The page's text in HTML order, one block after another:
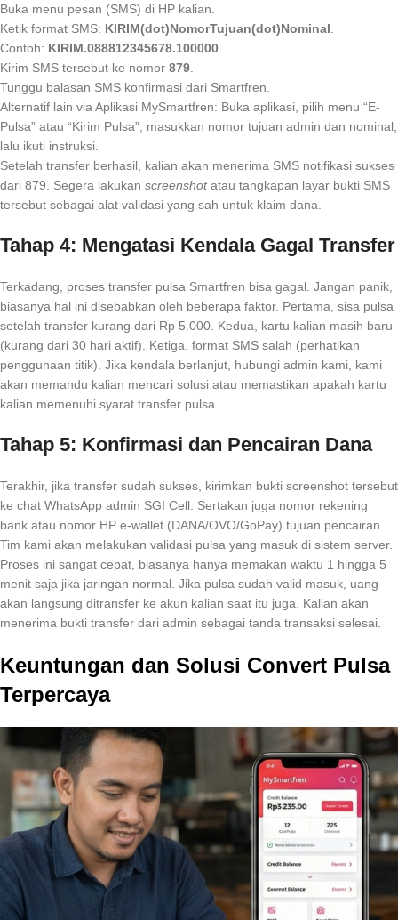
Buka menu pesan (SMS) di HP kalian.
Ketik format SMS: KIRIM(dot)NomorTujuan(dot)Nominal
Contoh: KIRIM.088812345678.100000
Kirim SMS tersebut ke nomor 879
Tunggu balasan SMS konfirmasi dari Smartfren.
Alternatif lain via Aplikasi MySmartfren: Buka aplikasi, pilih menu “E-
Pulsa” atau “Kirim Pulsa”, masukkan nomor tujuan admin dan nominal,
lalu ikuti instruksi.
Setelah transfer berhasil, kalian akan menerima SMS notifikasi sukses
dari 879. Segera lakukan screenshotatau tangkapan layar bukti SMS
tersebut sebagai alat validasi yang sah untuk klaim dana.
Tahap 4: Mengatasi Kendala Gagal Transfer
Terkadang, proses transfer pulsa Smartfren bisa gagal. Jangan panik,
biasanya hal ini disebabkan oleh beberapa faktor. Pertama, sisa pulsa
setelah transfer kurang dari Rp 5.000. Kedua, kartu kalian masih baru
(kurang dari 30 hari aktif). Ketiga, format SMS salah (perhatikan
penggunaan titik). Jika kendala berlanjut, hubungi admin kami, kami
akan memandu kalian mencari solusi atau memastikan apakah kartu
kalian memenuhi syarat transfer pulsa.
Tahap 5: Konfirmasi dan Pencairan Dana
Terakhir, jika transfer sudah sukses, kirimkan bukti screenshot tersebut
ke chat WhatsApp admin SGI Cell. Sertakan juga nomor rekening
bank atau nomor HP e-wallet (DANA/OVO/GoPay) tujuan pencairan.
Tim kami akan melakukan validasi pulsa yang masuk di sistem server.
Proses ini sangat cepat, biasanya hanya memakan waktu 1 hingga 5
menit saja jika jaringan normal. Jika pulsa sudah valid masuk, uang
akan langsung ditransfer ke akun kalian saat itu juga. Kalian akan
menerima bukti transfer dari admin sebagai tanda transaksi selesai.
Keuntungan dan Solusi Convert Pulsa
Terpercaya